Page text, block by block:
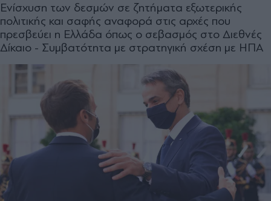
Ενίσχυση των δεσμών σε ζητήματα εξωτερικής
πολιτικής και σαφής αναφορά στις αρχές που
πρεσβεύει η Ελλάδα όπως ο σεβασμός στο Διεθνές
Δίκαιο - Συμβατότητα με στρατηγική σχέση με ΗΠΑ